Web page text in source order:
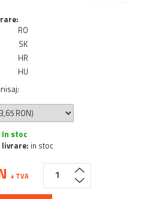
RO
SK
HR
HU
:
In stoc
livrare: in stoc
+ TVA